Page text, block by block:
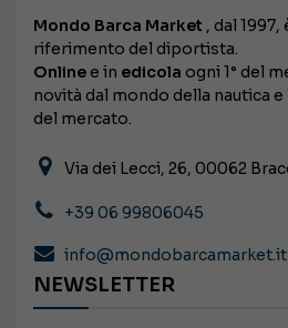
Mondo Barca Market , dal
riferimento del diportista.
Online e in edicola ogni 1° del
novità dal mondo della nautica
del mercato.
Via dei Lecci, 26, 00062
+39 06 99806045
info@mondobarcamarket.it
NEWSLETTER